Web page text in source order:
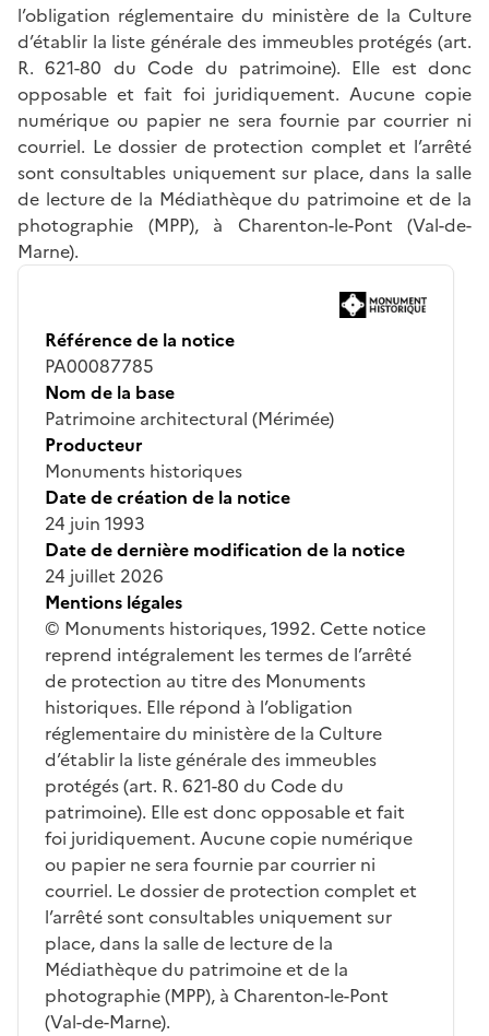
l’obligation réglementaire du ministère de la Culture
d’établir la liste générale des immeubles protégés (art.
R. 621-80 du Code du patrimoine). Elle est donc
opposable et fait foi juridiquement. Aucune copie
numérique ou papier ne sera fournie par courrier ni
courriel. Le dossier de protection complet et l’arrêté
sont consultables uniquement sur place, dans la salle
de lecture de la Médiathèque du patrimoine et de la
photographie (MPP), à Charenton-le-Pont (Val-de-
Marne).
Référence de la notice
PA00087785
Nom de la base
Patrimoine architectural (Mérimée)
Producteur
Monuments historiques
Date de création de la notice
24 juin 1993
Date de dernière modification de la notice
24 juillet 2026
Mentions légales
© Monuments historiques, 1992. Cette notice
reprend intégralement les termes de l’arrêté
de protection au titre des Monuments
historiques. Elle répond à l’obligation
réglementaire du ministère de la Culture
d’établir la liste générale des immeubles
protégés (art. R. 621-80 du Code du
patrimoine). Elle est donc opposable et fait
foi juridiquement. Aucune copie numérique
ou papier ne sera fournie par courrier ni
courriel. Le dossier de protection complet et
l’arrêté sont consultables uniquement sur
place, dans la salle de lecture de la
Médiathèque du patrimoine et de la
photographie (MPP), à Charenton-le-Pont
(Val-de-Marne).